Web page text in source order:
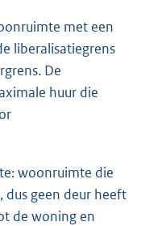
met een
liberalisatiegrens
De
huur die
woonruimte die
dus geen deur heeft
de woning en